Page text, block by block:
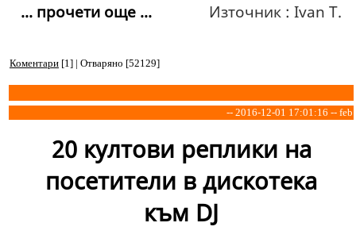
Източник : Ivan T.
... прочети още ...
Коментари [1] | Отваряно [52129]
-- 2016-12-01 17:01:16 -- feb
20 култови реплики на
посетители в дискотека
към DJ